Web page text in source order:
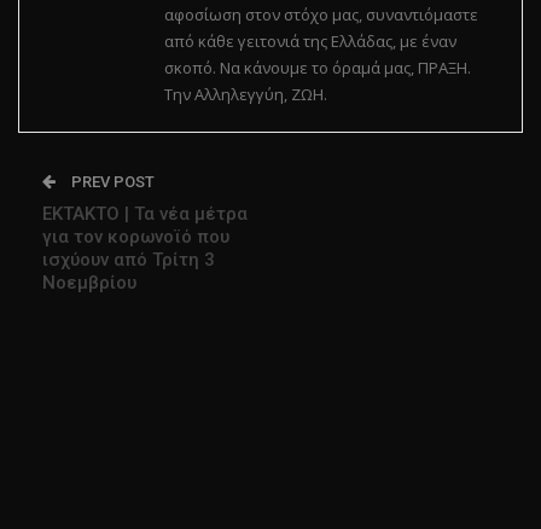
αφοσίωση στον στόχο μας, συναντιόμαστε
από κάθε γειτονιά της Ελλάδας, με έναν
σκοπό. Να κάνουμε το όραμά μας, ΠΡΑΞΗ.
Την Αλληλεγγύη, ΖΩΗ.
PREV POST
ΕΚΤΑΚΤΟ | Τα νέα μέτρα
για τον κορωνοϊό που
ισχύουν από Τρίτη 3
Νοεμβρίου